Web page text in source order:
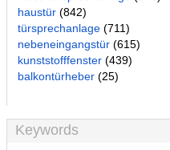
haustür (842)
türsprechanlage (711)
nebeneingangstür (615)
kunststofffenster (439)
balkontürheber (25)
Keywords